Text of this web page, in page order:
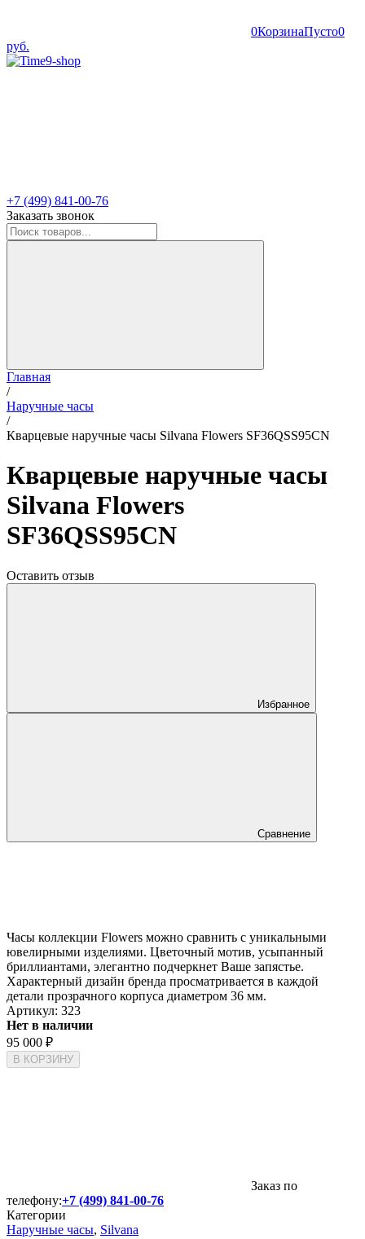
0КорзинаПусто0
руб.
+7 (499) 841-00-76
Заказать звонок
Главная
/
Наручные часы
/
Кварцевые наручные часы Silvana Flowers SF36QSS95CN
Кварцевые наручные часы
Silvana Flowers
SF36QSS95CN
Оставить отзыв
Избранное
Сравнение
Часы коллекции Flowers можно сравнить с уникальными
ювелирными изделиями. Цветочный мотив, усыпанный
бриллиантами, элегантно подчеркнет Ваше запястье.
Характерный дизайн бренда просматривается в каждой
детали прозрачного корпуса диаметром 36 мм.
Артикул: 323
Нет в наличии
95 000 ₽
В КОРЗИНУ
Заказ по
телефону:+7 (499) 841-00-76
Категории
Наручные часы, Silvana